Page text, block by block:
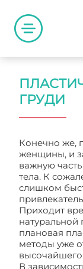
ГРУДИ
Конечно же,
женщины, и
важную
тела. К
слишком
Приходит
плановая
методы уже
высочайшего
В